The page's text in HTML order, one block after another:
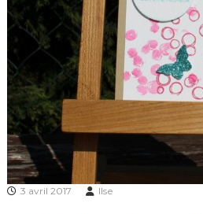
3 avril 2017 Ilse